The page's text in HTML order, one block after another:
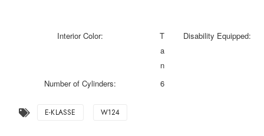
Interior Color:
T
a
n
Disability Equipped:
Number of Cylinders: 6
E-KLASSE W124